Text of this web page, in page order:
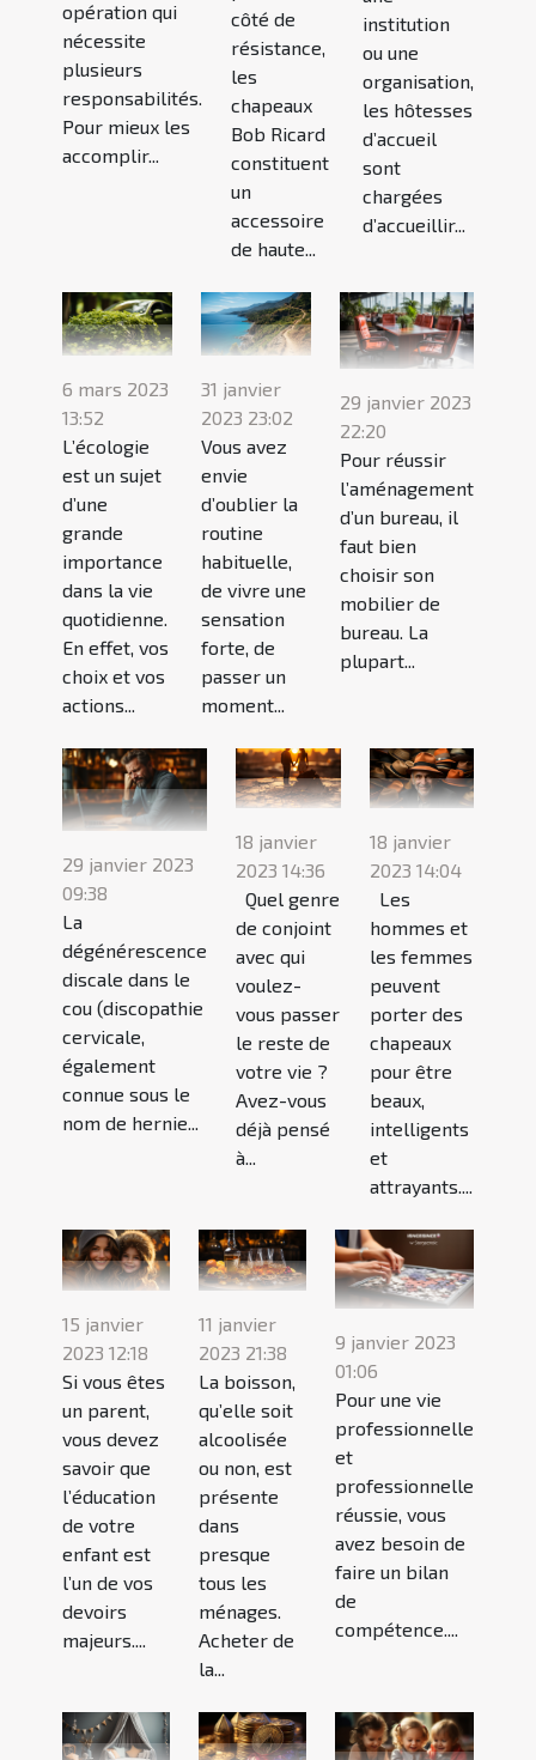
opération qui
nécessite
plusieurs
responsabilités.
Pour mieux les
accomplir...
côté de
résistance,
les
chapeaux
Bob Ricard
constituent
un
accessoire
de haute...
institution
ou une
organisation,
les hôtesses
d’accueil
sont
chargées
d’accueillir...
6 mars 2023
13:52
L’écologie
est un sujet
d’une
grande
importance
dans la vie
quotidienne.
En effet, vos
choix et vos
actions...
31 janvier
2023 23:02
Vous avez
envie
d’oublier la
routine
habituelle,
de vivre une
sensation
forte, de
passer un
moment...
29 janvier 2023
22:20
Pour réussir
l’aménagement
d’un bureau, il
faut bien
choisir son
mobilier de
bureau. La
plupart...
29 janvier 2023
09:38
La
dégénérescence
discale dans le
cou (discopathie
cervicale,
également
connue sous le
nom de hernie...
18 janvier
2023 14:36
Quel genre
de conjoint
avec qui
voulez-
vous passer
le reste de
votre vie ?
Avez-vous
déjà pensé
à...
18 janvier
2023 14:04
Les
hommes et
les femmes
peuvent
porter des
chapeaux
pour être
beaux,
intelligents
et
attrayants....
15 janvier
2023 12:18
Si vous êtes
un parent,
vous devez
savoir que
l’éducation
de votre
enfant est
l’un de vos
devoirs
majeurs....
11 janvier
2023 21:38
La boisson,
qu’elle soit
alcoolisée
ou non, est
présente
dans
presque
tous les
ménages.
Acheter de
la...
9 janvier 2023
01:06
Pour une vie
professionnelle
et
professionnelle
réussie, vous
avez besoin de
faire un bilan
de
compétence....